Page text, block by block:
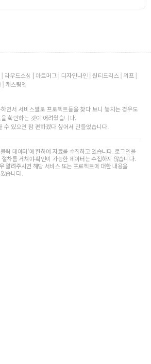
라우드소싱 | 아트머그 | 디자인나인 | 원티드긱스 | 위프 |
| 캐스팅엔
면서 서비스별로 프로젝트들을 찾다 보니 놓치는 경우도
확인하는 것이 어려웠습니다.
수 있으면 참 편하겠다 싶어서 만들었습니다.
릭 데이터’에 한하여 자료를 수집하고 있습니다. 로그인을
차를 거쳐야 확인이 가능한 데이터는 수집하지 않습니다.
알려주시면 해당 서비스 또는 프로젝트에 대한 내용을
습니다.